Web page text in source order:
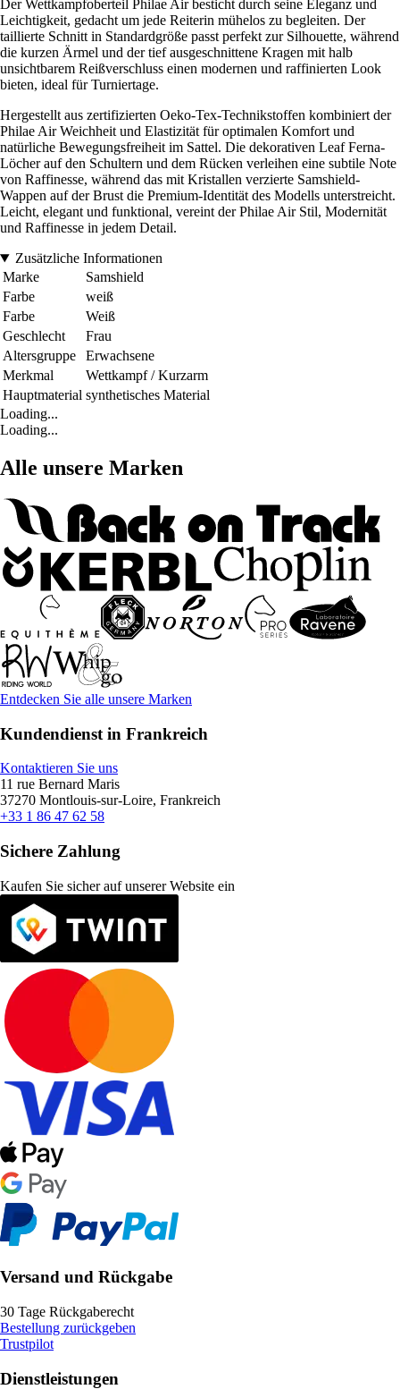
Der Wettkampfoberteil Philae Air besticht durch seine Eleganz und
Leichtigkeit, gedacht um jede Reiterin mühelos zu begleiten. Der
taillierte Schnitt in Standardgröße passt perfekt zur Silhouette, während
die kurzen Ärmel und der tief ausgeschnittene Kragen mit halb
unsichtbarem Reißverschluss einen modernen und raffinierten Look
bieten, ideal für Turniertage.
Hergestellt aus zertifizierten Oeko-Tex-Technikstoffen kombiniert der
Philae Air Weichheit und Elastizität für optimalen Komfort und
natürliche Bewegungsfreiheit im Sattel. Die dekorativen Leaf Ferna-
Löcher auf den Schultern und dem Rücken verleihen eine subtile Note
von Raffinesse, während das mit Kristallen verzierte Samshield-
Wappen auf der Brust die Premium-Identität des Modells unterstreicht.
Leicht, elegant und funktional, vereint der Philae Air Stil, Modernität
und Raffinesse in jedem Detail.
Zusätzliche Informationen
Marke
Samshield
Farbe
weiß
Farbe
Weiß
Geschlecht
Frau
Altersgruppe
Erwachsene
Merkmal
Wettkampf / Kurzarm
Hauptmaterial synthetisches Material
Loading...
Loading...
Alle unsere Marken
Entdecken Sie alle unsere Marken
Kundendienst in Frankreich
Kontaktieren Sie uns
11 rue Bernard Maris
37270 Montlouis-sur-Loire, Frankreich
+33 1 86 47 62 58
Sichere Zahlung
Kaufen Sie sicher auf unserer Website ein
Versand und Rückgabe
30 Tage Rückgaberecht
Bestellung zurückgeben
Trustpilot
Dienstleistungen